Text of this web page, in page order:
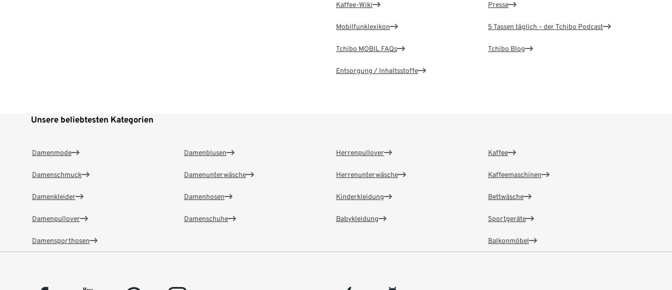
Kaffee-Wiki
Mobilfunklexikon
Tchibo MOBIL FAQs
Entsorgung / Inhaltsstoffe
Presse
5 Tassen täglich – der Tchibo Podcast
Tchibo Blog
Unsere beliebtesten Kategorien
Damenmode
Damenschmuck
Damenkleider
Damenpullover
Damensporthosen
Damenblusen
Damenunterwäsche
Damenhosen
Damenschuhe
Herrenpullover
Herrenunterwäsche
Kinderkleidung
Babykleidung
Kaffee
Kaffeemaschinen
Bettwäsche
Sportgeräte
Balkonmöbel